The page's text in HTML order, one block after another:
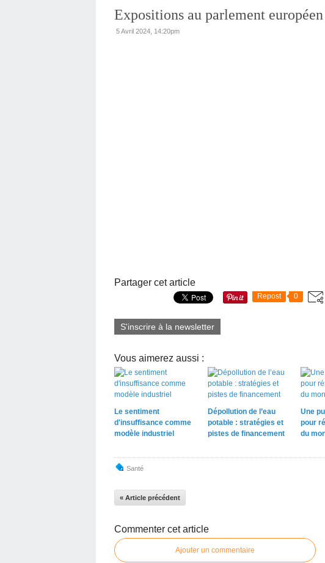
Expositions au parlement
5 Avril 2024, 14:20pm
Partager cet article
Repost 0
S'inscrire à la newsletter
Vous aimerez aussi :
Le sentiment
d'insuffisance comme
modèle industriel
Dépollution de l’eau
potable : stratégies et
pistes de financement
Une
pour
du
Santé
« Article précédent
Commenter cet article
Ajouter un commentaire